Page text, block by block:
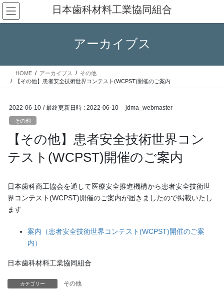
コ
ン
テ
ス
ナ
ビ
ゲ
ン
日本歯科材料工業協同組合
アーカイブス
HOME アーカイブス
その他
【その他】患者安全技術世界コンテスト(WCPST)開催のご案内
2022-06-10 / 最終更新日時 : 2022-06-10 jdma_webmaster
その他
【その他】患者安全技術世界コン
テスト(WCPST)開催のご案内
日本歯科商工協会を通して医療安全推進機構から患者安全技術世
界コンテスト(WCPST)開催のご案内が届きましたので掲載いたし
ます
案内（患者安全技術世界コンテスト(WCPST)開催のご案
内）
日本歯科材料工業協同組合
カテゴリー その他